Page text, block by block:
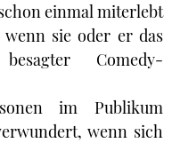
einmal miterlebt
sie oder er das
Comedy-
im Publikum
wenn sich